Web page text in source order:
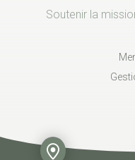
Soutenir la